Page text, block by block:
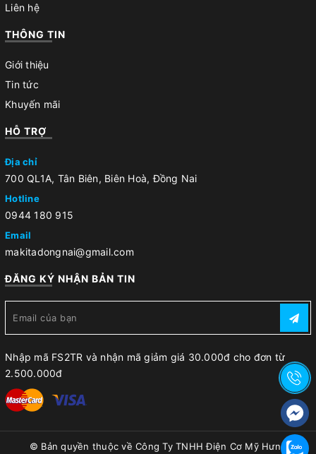
Liên hệ
THÔNG TIN
Giới thiệu
Tin tức
Khuyến mãi
HỖ TRỢ
Địa chỉ
700 QL1A, Tân Biên, Biên Hoà, Đồng Nai
Hotline
0944 180 915
Email
makitadongnai@gmail.com
ĐĂNG KÝ NHẬN BẢN TIN
Nhập mã FS2TR và nhận mã giảm giá 30.000đ cho đơn từ
2.500.000đ
© Bản quyền thuộc vềCông Ty TNHH Điện Cơ Mỹ Hưng